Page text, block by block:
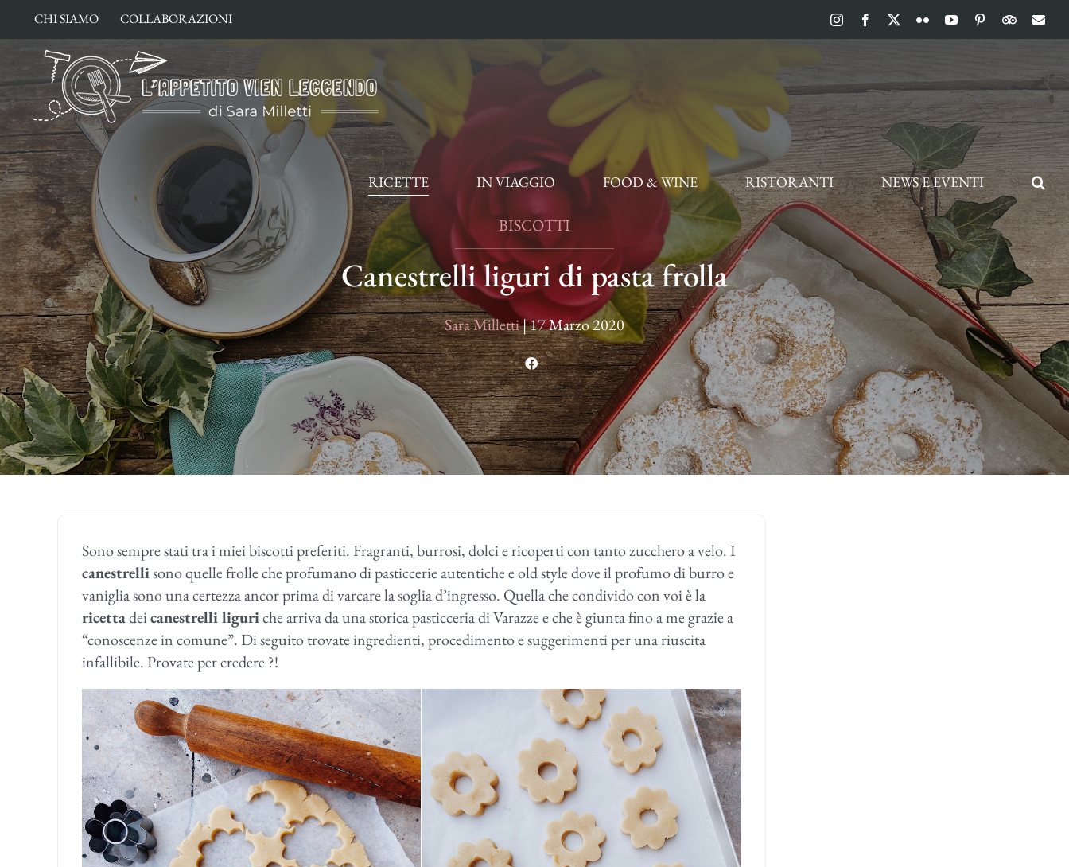
contenuto
CHI SIAMO COLLABORAZIONI InstagramFacebook FlickrYouTubePinterest
RICETTE IN VIAGGIO FOOD & WINE RISTORANTI NEWS E EVENTI
BISCOTTI
Canestrelli liguri di pasta frolla
Sara Milletti|17 Marzo 2020
Sono sempre stati tra i miei biscotti preferiti. Fragranti, burrosi, dolci e ricoperti con tanto zucchero a velo. I
canestrellisono quelle frolle che profumano di pasticcerie autentiche e old style dove il profumo di burro e
vaniglia sono una certezza ancor prima di varcare la soglia d’ingresso. Quella che condivido con voi è la
ricettadeicanestrelli liguriche arriva da una storica pasticceria di Varazze e che è giunta fino a me grazie a
“conoscenze in comune”. Di seguito trovate ingredienti, procedimento e suggerimenti per una riuscita
infallibile. Provate per credere ?!